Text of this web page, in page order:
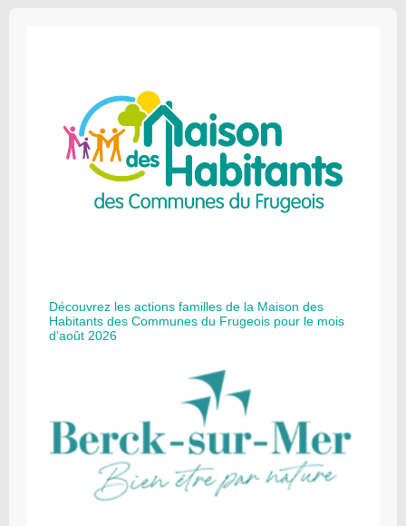
Découvrez les actions familles de la Maison des
Habitants des Communes du Frugeois pour le mois
d’août 2026